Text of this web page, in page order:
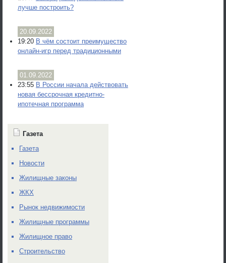
лучше построить?
20.09.2022
19:20 В чём состоит преимущество
онлайн-игр перед традиционными
01.09.2022
23:55 В России начала действовать
новая бессрочная кредитно-
ипотечная программа
Газета
Газета
Новости
Жилищные законы
ЖКХ
Рынок недвижимости
Жилищные программы
Жилищное право
Строительство